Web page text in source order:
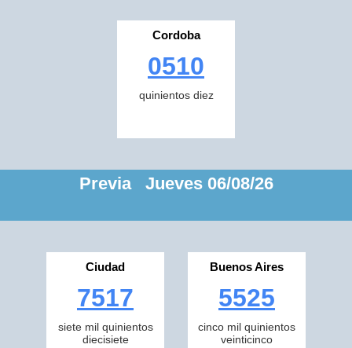
Cordoba
0510
quinientos diez
Previa Jueves 06/08/26
Ciudad
7517
siete mil quinientos
diecisiete
Buenos Aires
5525
cinco mil quinientos
veinticinco